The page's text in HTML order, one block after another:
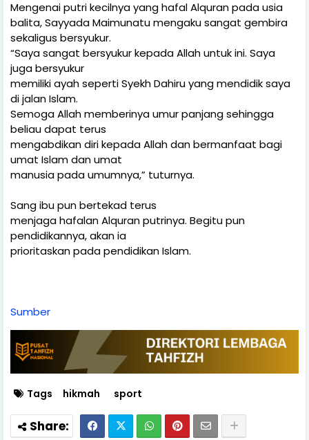
Mengenai putri kecilnya yang hafal Alquran pada usia
balita, Sayyada Maimunatu mengaku sangat gembira
sekaligus bersyukur.
“Saya sangat bersyukur kepada Allah untuk ini. Saya
juga bersyukur
memiliki ayah seperti Syekh Dahiru yang mendidik saya
di jalan Islam.
Semoga Allah memberinya umur panjang sehingga
beliau dapat terus
mengabdikan diri kepada Allah dan bermanfaat bagi
umat Islam dan umat
manusia pada umumnya,” tuturnya.
Sang ibu pun bertekad terus
menjaga hafalan Alquran putrinya. Begitu pun
pendidikannya, akan ia
prioritaskan pada pendidikan Islam.
Sumber
Tags hikmah sport